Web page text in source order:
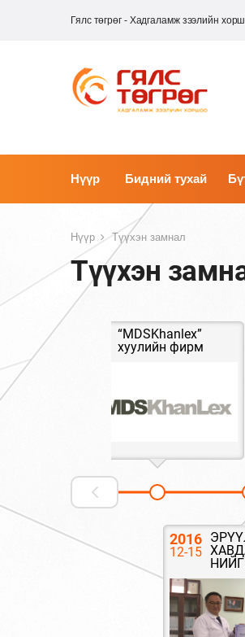
Гялс төгрөг - Хадгаламж зээлийн
Нүүр Бидний тухай
Нүүр Түүхэн замнал
Түүхэн
“MDSKhanlex”
хуулийн фирм
2016
12-15